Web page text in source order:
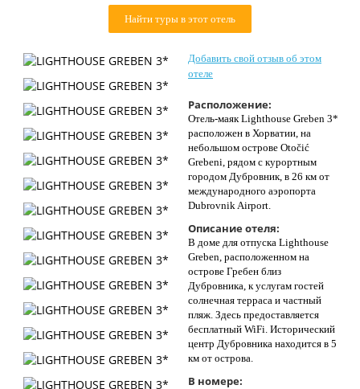
Контакты
Найти туры в этот отель
Добавить свой отзыв об этом
отеле
Расположение:
Отель-маяк Lighthouse Greben 3*
расположен в Хорватии, на
небольшом острове Otočić
Grebeni, рядом с курортным
городом Дубровник, в 26 км от
международного аэропорта
Dubrovnik Airport.
Описание отеля:
В доме для отпуска Lighthouse
Greben, расположенном на
острове Гребен близ
Дубровника, к услугам гостей
солнечная терраса и частный
пляж. Здесь предоставляется
бесплатный WiFi. Исторический
центр Дубровника находится в 5
км от острова.
В номере: